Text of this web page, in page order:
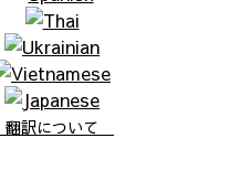
翻訳について